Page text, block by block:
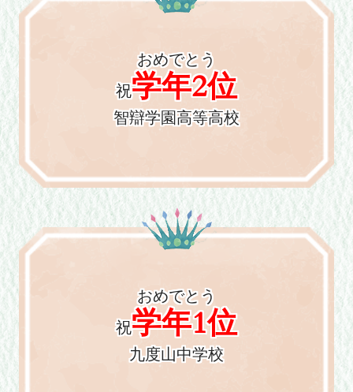
おめでとう
祝学年2位
智辯学園高等高校
おめでとう
祝学年1位
九度山中学校